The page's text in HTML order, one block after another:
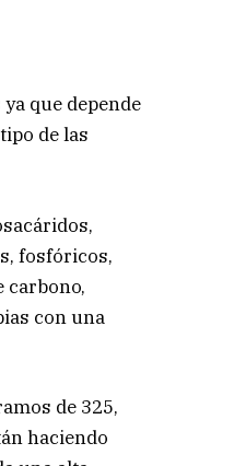
que depende
de las
fosfóricos,
carbono,
con una
de 325,
haciendo